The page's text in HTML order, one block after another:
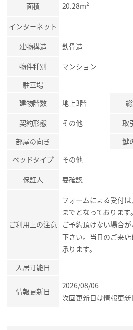
面積 20.28m²
インターネット
建物構造 鉄骨造
物件種別
マンション
駐車場
建物階数
地上3階
契約形態 その他 取
部屋の向き
鍵
ベッドタイプ
その他
保証人 要確認
ご利用上の注意
フォームによる受付
までとなっておりま
ご予約頂けない場合
下さい。当日のご来
承ります。
入居可能日
情報更新日
2026/08/06
次回更新日は情報更